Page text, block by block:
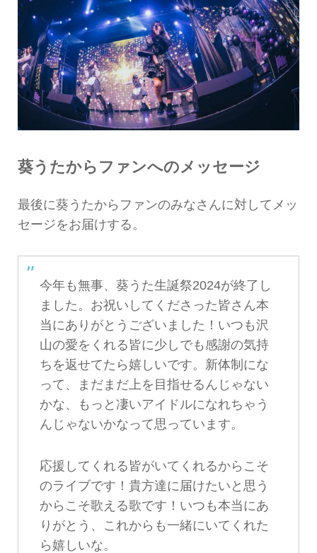
葵うたからファンへのメッセージ
最後に葵うたからファンのみなさんに対してメッ
セージをお届けする。
今年も無事、葵うた生誕祭2024が終了し
ました。お祝いしてくださった皆さん本
当にありがとうございました！いつも沢
山の愛をくれる皆に少しでも感謝の気持
ちを返せてたら嬉しいです。新体制にな
って、まだまだ上を目指せるんじゃない
かな、もっと凄いアイドルになれちゃう
んじゃないかなって思っています。
応援してくれる皆がいてくれるからこそ
のライブです！貴方達に届けたいと思う
からこそ歌える歌です！いつも本当にあ
りがとう、これからも一緒にいてくれた
ら嬉しいな。